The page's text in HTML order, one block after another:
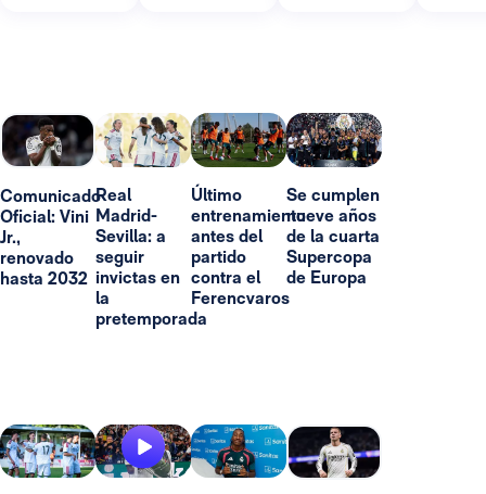
Comunicado
Oficial: Vini
Jr.,
renovado
hasta 2032
Real
Madrid-
Sevilla: a
seguir
invictas en
la
pretemporada
Último
entrenamiento
antes del
partido
contra el
Ferencvaros
Se cumplen
nueve años
de la cuarta
Supercopa
de Europa